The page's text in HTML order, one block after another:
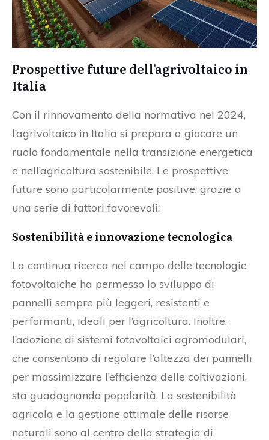
Prospettive future dell’agrivoltaico in
Italia
Con il rinnovamento della normativa nel 2024,
l’agrivoltaico in Italia si prepara a giocare un
ruolo fondamentale nella transizione energetica
e nell’agricoltura sostenibile. Le prospettive
future sono particolarmente positive, grazie a
una serie di fattori favorevoli:
Sostenibilità e innovazione tecnologica
La continua ricerca nel campo delle tecnologie
fotovoltaiche ha permesso lo sviluppo di
pannelli sempre più leggeri, resistenti e
performanti, ideali per l’agricoltura. Inoltre,
l’adozione di sistemi fotovoltaici agromodulari,
che consentono di regolare l’altezza dei pannelli
per massimizzare l’efficienza delle coltivazioni,
sta guadagnando popolarità. La sostenibilità
agricola e la gestione ottimale delle risorse
naturali sono al centro della strategia di